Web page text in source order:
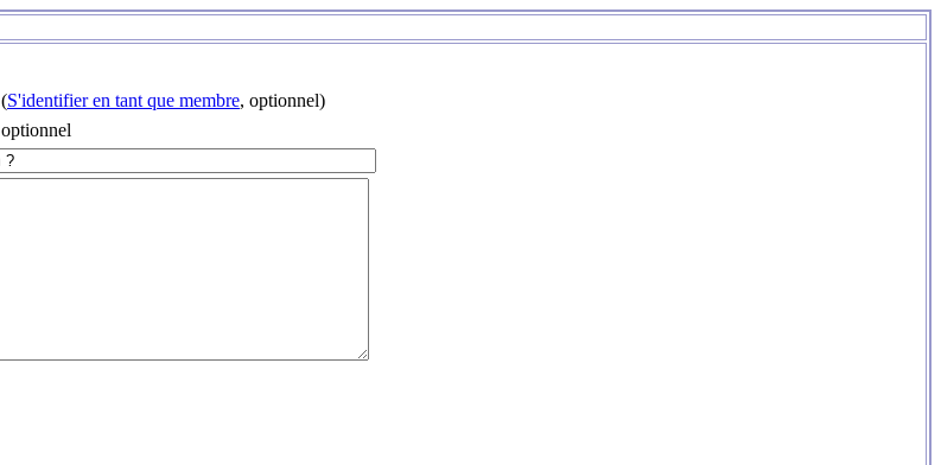
(S'identifier en tant que membre, optionnel)
optionnel